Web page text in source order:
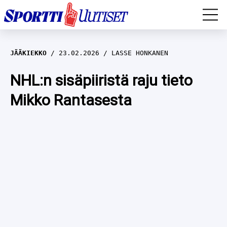
EM-YLEISURHEILU
JÄÄKIEKKO
YLEISURHEILU
JÄÄKIEKKO 23.02.2026 LASSE HONKANEN
NHL:n sisäpiiristä raju tieto
Mikko Rantasesta